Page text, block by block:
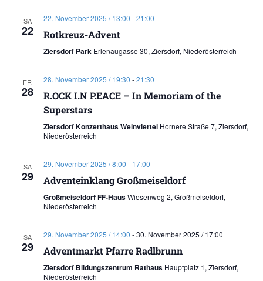
SA
22
22. November 2025 / 13:00 -21:00
Rotkreuz-Advent
Ziersdorf Park Erlenaugasse 30, Ziersdorf, Niederösterreich
FR
28
28. November 2025 / 19:30 -21:30
R.OCK I.N P.EACE – In Memoriam of the
Superstars
Ziersdorf Konzerthaus Weinviertel Hornere Straße 7, Ziersdorf,
Niederösterreich
SA
29
29. November 2025 / 8:00 - 17:00
Adventeinklang Großmeiseldorf
Großmeiseldorf FF-HausWiesenweg 2, Großmeiseldorf,
Niederösterreich
SA
29
29. November 2025 / 14:00 -30. November 2025 / 17:00
Adventmarkt Pfarre Radlbrunn
Ziersdorf Bildungszentrum Rathaus Hauptplatz 1, Ziersdorf,
Niederösterreich